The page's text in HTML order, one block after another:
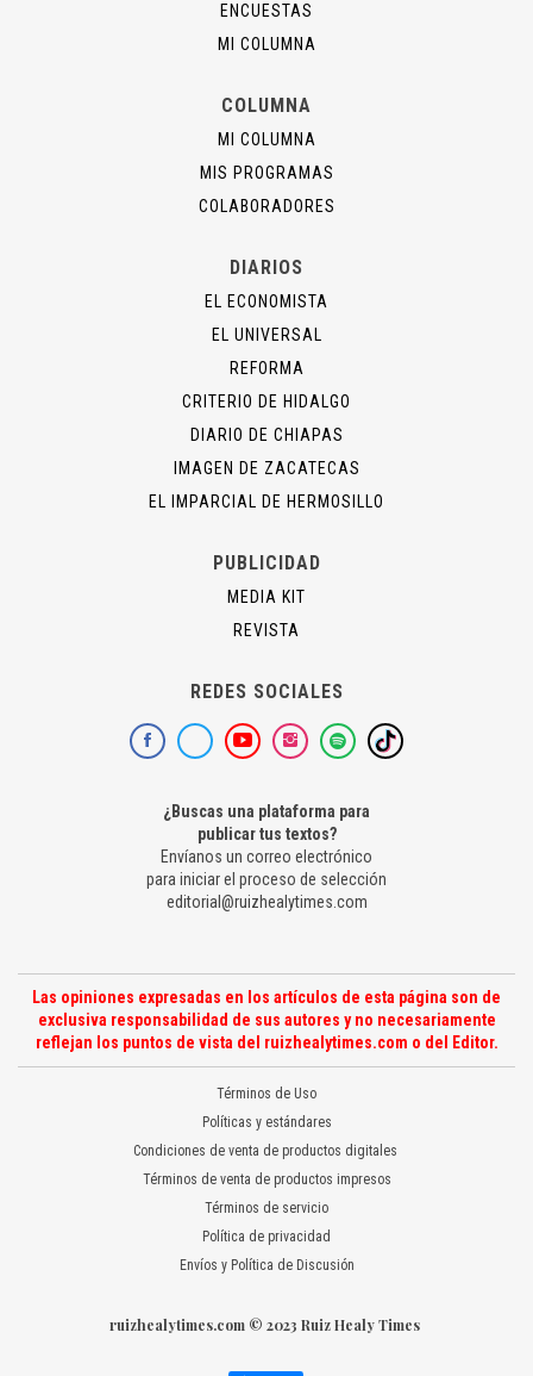
ENCUESTAS
MI COLUMNA
COLUMNA
MI COLUMNA
MIS PROGRAMAS
COLABORADORES
DIARIOS
EL ECONOMISTA
EL UNIVERSAL
REFORMA
CRITERIO DE HIDALGO
DIARIO DE CHIAPAS
IMAGEN DE ZACATECAS
EL IMPARCIAL DE HERMOSILLO
PUBLICIDAD
MEDIA KIT
REVISTA
REDES SOCIALES
¿Buscas una plataforma para
publicar tus textos?
Envíanos un correo electrónico
para iniciar el proceso de selección
editorial@ruizhealytimes.com
Las opiniones expresadas en los artículos de esta página son de
exclusiva responsabilidad de sus autores y no necesariamente
reflejan los puntos de vista del ruizhealytimes.com o del Editor.
Términos de Uso
Políticas y estándares
Condiciones de venta de productos digitales
Términos de venta de productos impresos
Términos de servicio
Política de privacidad
Envíos y Política de Discusión
ruizhealytimes.com © 2023 Ruiz Healy Times